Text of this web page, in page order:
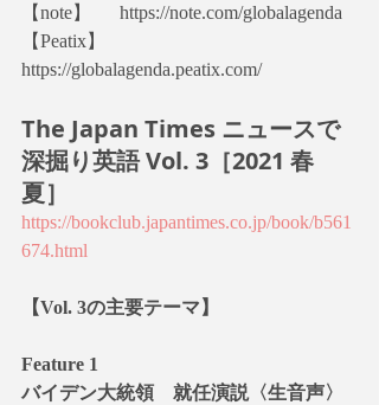
【note】　  https://note.com/globalagenda
【Peatix】
https://globalagenda.peatix.com/
The Japan Times ニュースで
深掘り英語 Vol. 3［2021 春
夏］
https://bookclub.japantimes.co.jp/book/b561
674.html
【Vol. 3の主要テーマ】
Feature 1
バイデン大統領　就任演説〈生音声〉